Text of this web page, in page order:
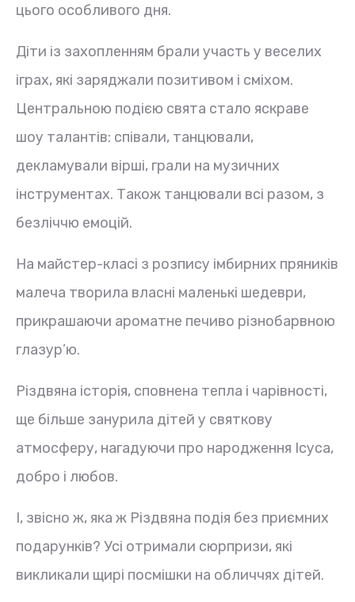
цього особливого дня.
Діти із захопленням брали участь у веселих
іграх, які заряджали позитивом і сміхом.
Центральною подією свята стало яскраве
шоу талантів: співали, танцювали,
декламували вірші, грали на музичних
інструментах. Також танцювали всі разом, з
безліччю емоцій.
На майстер-класі з розпису імбирних пряників
малеча творила власні маленькі шедеври,
прикрашаючи ароматне печиво різнобарвною
глазур’ю.
Різдвяна історія, сповнена тепла і чарівності,
ще більше занурила дітей у святкову
атмосферу, нагадуючи про народження Ісуса,
добро і любов.
І, звісно ж, яка ж Різдвяна подія без приємних
подарунків? Усі отримали сюрпризи, які
викликали щирі посмішки на обличчях дітей.